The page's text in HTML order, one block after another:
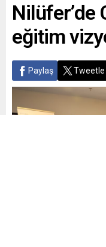
Nilüfer’de
eğitim
Paylaş Tweetle